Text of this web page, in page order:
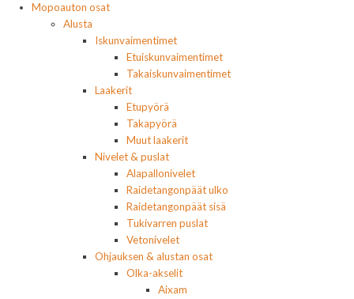
Mopoauton osat
Alusta
Iskunvaimentimet
Etuiskunvaimentimet
Takaiskunvaimentimet
Laakerit
Etupyörä
Takapyörä
Muut laakerit
Nivelet & puslat
Alapallonivelet
Raidetangonpäät ulko
Raidetangonpäät sisä
Tukivarren puslat
Vetonivelet
Ohjauksen & alustan osat
Olka-akselit
Aixam